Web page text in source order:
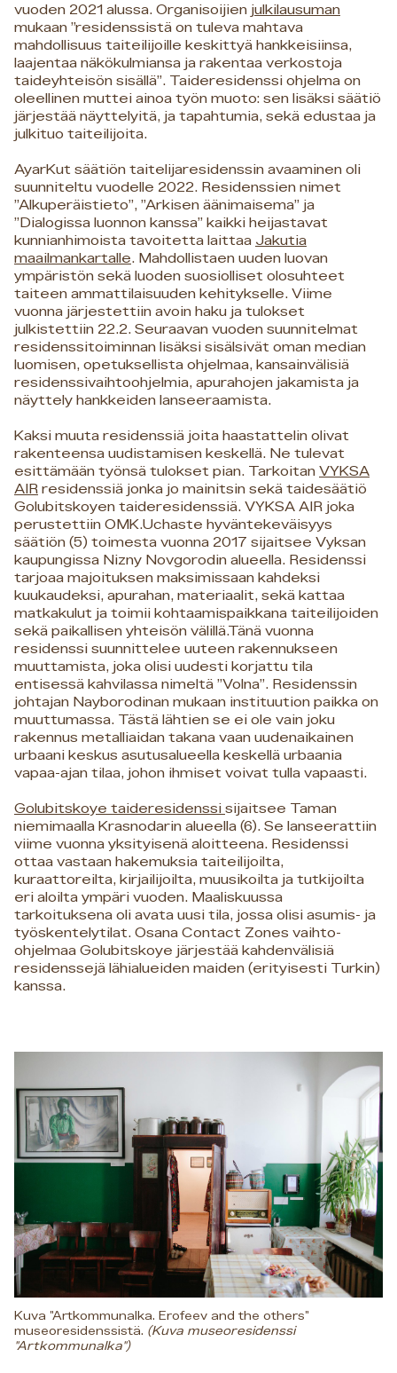
vuoden 2021 alussa. Organisoijien julkilausuman
mukaan ”residenssistä on tuleva mahtava
mahdollisuus taiteilijoille keskittyä hankkeisiinsa,
laajentaa näkökulmiansa ja rakentaa verkostoja
taideyhteisön sisällä”. Taideresidenssi ohjelma on
oleellinen muttei ainoa työn muoto: sen lisäksi säätiö
järjestää näyttelyitä, ja tapahtumia, sekä edustaa ja
julkituo taiteilijoita.
AyarKut säätiön taitelijaresidenssin avaaminen oli
suunniteltu vuodelle 2022. Residenssien nimet
”Alkuperäistieto”, ”Arkisen äänimaisema” ja
”Dialogissa luonnon kanssa” kaikki heijastavat
kunnianhimoista tavoitetta laittaa Jakutia
maailmankartalle. Mahdollistaen uuden luovan
ympäristön sekä luoden suosiolliset olosuhteet
taiteen ammattilaisuuden kehitykselle. Viime
vuonna järjestettiin avoin haku ja tulokset
julkistettiin 22.2. Seuraavan vuoden suunnitelmat
residenssitoiminnan lisäksi sisälsivät oman median
luomisen, opetuksellista ohjelmaa, kansainvälisiä
residenssivaihtoohjelmia, apurahojen jakamista ja
näyttely hankkeiden lanseeraamista.
Kaksi muuta residenssiä joita haastattelin olivat
rakenteensa uudistamisen keskellä. Ne tulevat
esittämään työnsä tulokset pian. Tarkoitan VYKSA
AIR residenssiä jonka jo mainitsin sekä taidesäätiö
Golubitskoyen taideresidenssiä. VYKSA AIR joka
perustettiin OMK.Uchaste hyväntekeväisyys
säätiön (5) toimesta vuonna 2017 sijaitsee Vyksan
kaupungissa Nizny Novgorodin alueella. Residenssi
tarjoaa majoituksen maksimissaan kahdeksi
kuukaudeksi, apurahan, materiaalit, sekä kattaa
matkakulut ja toimii kohtaamispaikkana taiteilijoiden
sekä paikallisen yhteisön välillä.Tänä vuonna
residenssi suunnittelee uuteen rakennukseen
muuttamista, joka olisi uudesti korjattu tila
entisessä kahvilassa nimeltä ”Volna”. Residenssin
johtajan Nayborodinan mukaan instituution paikka on
muuttumassa. Tästä lähtien se ei ole vain joku
rakennus metalliaidan takana vaan uudenaikainen
urbaani keskus asutusalueella keskellä urbaania
vapaa-ajan tilaa, johon ihmiset voivat tulla vapaasti.
Golubitskoye taideresidenssi sijaitsee Taman
niemimaalla Krasnodarin alueella (6). Se lanseerattiin
viime vuonna yksityisenä aloitteena. Residenssi
ottaa vastaan hakemuksia taiteilijoilta,
kuraattoreilta, kirjailijoilta, muusikoilta ja tutkijoilta
eri aloilta ympäri vuoden. Maaliskuussa
tarkoituksena oli avata uusi tila, jossa olisi asumis- ja
työskentelytilat. Osana Contact Zones vaihto-
ohjelmaa Golubitskoye järjestää kahdenvälisiä
residenssejä lähialueiden maiden (erityisesti Turkin)
kanssa.
Kuva "Artkommunalka. Erofeev and the others"
museoresidenssistä. (Kuva museoresidenssi
"Artkommunalka")